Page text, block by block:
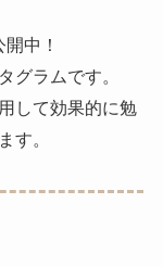
中！
グラムです。
して効果的に勉
す。